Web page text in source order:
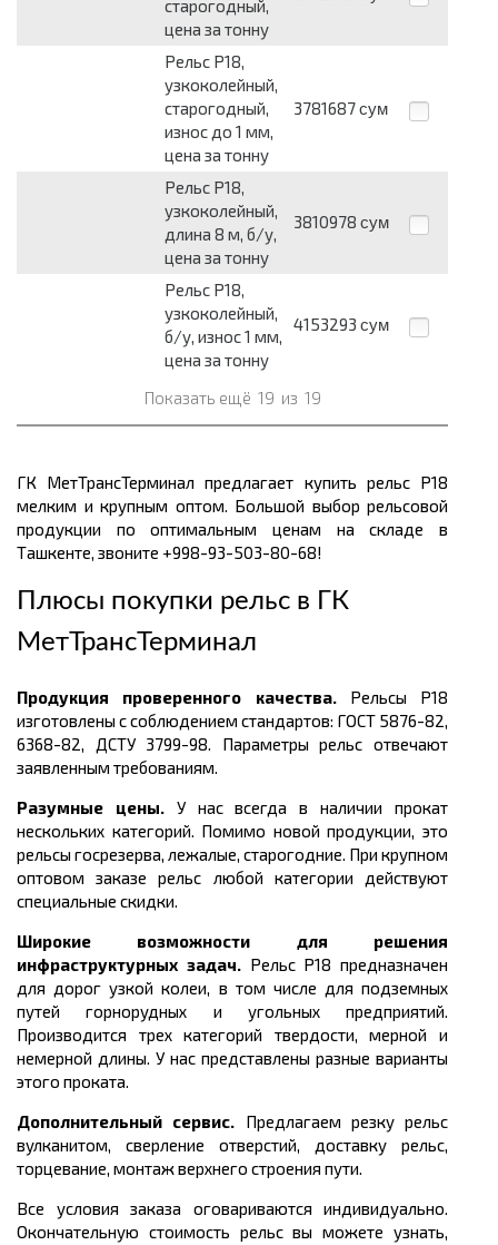
старогодный,
цена за тонну
Рельс Р18,
узкоколейный,
старогодный,
износ до 1 мм,
цена за тонну
3781687 сум
Рельс Р18,
узкоколейный,
длина 8 м, б/у,
цена за тонну
3810978 сум
Рельс Р18,
узкоколейный,
б/у, износ 1 мм,
цена за тонну
4153293 сум
Показать ещё 19 из 19
ГК МетТрансТерминал предлагает купить рельс Р18
мелким и крупным оптом. Большой выбор рельсовой
продукции по оптимальным ценам на складе в
Ташкенте, звоните +998-93-503-80-68!
Плюсы покупки рельс в ГК
МетТрансТерминал
Продукция проверенного качества. Рельсы Р18
изготовлены с соблюдением стандартов: ГОСТ 5876-82,
6368-82, ДСТУ 3799-98. Параметры рельс отвечают
заявленным требованиям.
Разумные цены. У нас всегда в наличии прокат
нескольких категорий. Помимо новой продукции, это
рельсы госрезерва, лежалые, старогодние. При крупном
оптовом заказе рельс любой категории действуют
специальные скидки.
Широкие возможности для решения
инфраструктурных задач. Рельс Р18 предназначен
для дорог узкой колеи, в том числе для подземных
путей горнорудных и угольных предприятий.
Производится трех категорий твердости, мерной и
немерной длины. У нас представлены разные варианты
этого проката.
Дополнительный сервис. Предлагаем резку рельс
вулканитом, сверление отверстий, доставку рельс,
торцевание, монтаж верхнего строения пути.
Все условия заказа оговариваются индивидуально.
Окончательную стоимость рельс вы можете узнать,